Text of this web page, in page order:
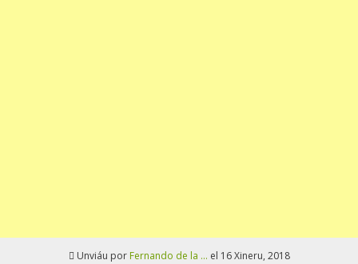
Unviáu por Fernando de la ... el 16 Xineru, 2018